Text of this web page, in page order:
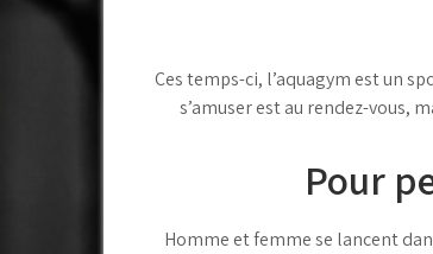
Ces temps-ci, l’aquagym est un
s’amuser est au rendez-vous,
Pour
Homme et femme se lancent